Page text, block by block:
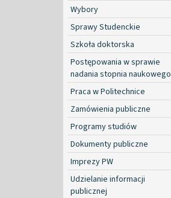
Wybory
Sprawy Studenckie
Szkoła doktorska
Postępowania w sprawie
nadania stopnia naukowego
Praca w Politechnice
Zamówienia publiczne
Programy studiów
Dokumenty publiczne
Imprezy PW
Udzielanie informacji
publicznej